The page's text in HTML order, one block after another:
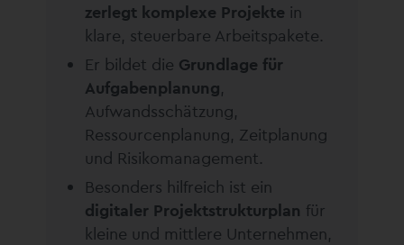
zerlegt komplexe Projekte in
klare, steuerbare Arbeitspakete.
Er bildet die Grundlage für
Aufgabenplanung,
Aufwandsschätzung,
Ressourcenplanung, Zeitplanung
und Risikomanagement.
Besonders hilfreich ist ein
digitaler Projektstrukturplan für
kleine und mittlere Unternehmen,